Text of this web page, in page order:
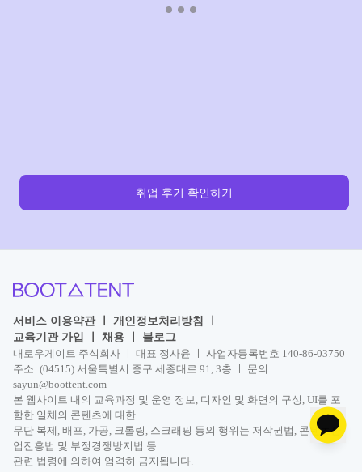
취업 후기 확인하기
서비스 이용약관ㅣ 개인정보처리방침
교육기관 가입
채용
블로그
내로우게이트 주식회사 ㅣ 대표 정사윤 ㅣ 사업자등록번호 140-86-03750
주소: (04515) 서울특별시 중구 세종대로 91, 3층 ㅣ 문의:
sayun@boottent.com
본 웹사이트 내의 교육과정 및 운영 정보, 디자인 및 화면의 구성, UI를 포
함한 일체의 콘텐츠에 대한
무단 복제, 배포, 가공, 크롤링, 스크래핑 등의 행위는 저작권법, 콘텐츠산
업진흥법 및 부정경쟁방지법 등
관련 법령에 의하여 엄격히 금지됩니다.